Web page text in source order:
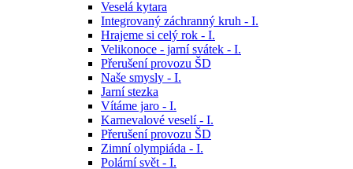
Veselá kytara
Integrovaný záchranný kruh - I.
Hrajeme si celý rok - I.
Velikonoce - jarní svátek - I.
Přerušení provozu ŠD
Naše smysly - I.
Jarní stezka
Vítáme jaro - I.
Karnevalové veselí - I.
Přerušení provozu ŠD
Zimní olympiáda - I.
Polární svět - I.